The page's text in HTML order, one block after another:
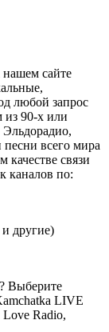
сайте
любой запрос
из 90-х или
всего мира
связи
каналов по:
другие)
Выберите
LIVE
Love Radio,